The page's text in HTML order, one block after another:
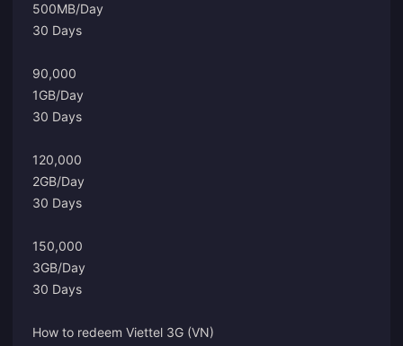
500MB/Day
30 Days
90,000
1GB/Day
30 Days
120,000
2GB/Day
30 Days
150,000
3GB/Day
30 Days
How to redeem Viettel 3G (VN)